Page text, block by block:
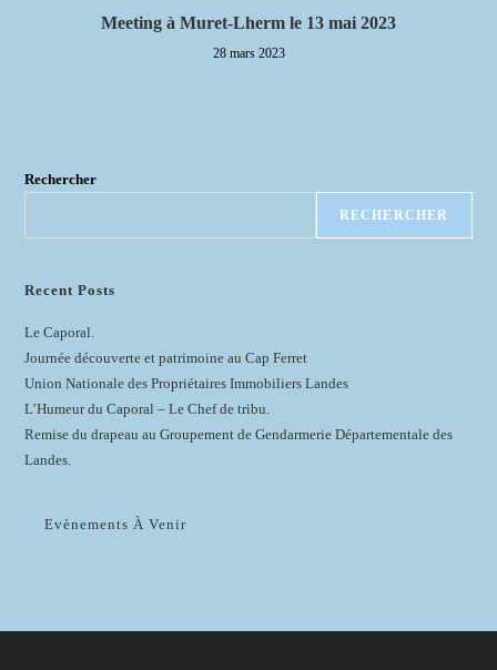
Meeting à Muret-Lherm le 13 mai 2023
28 mars 2023
Rechercher
RECHERCHER
Recent Posts
Le Caporal.
Journée découverte et patrimoine au Cap Ferret
Union Nationale des Propriétaires Immobiliers Landes
L’Humeur du Caporal – Le Chef de tribu.
Remise du drapeau au Groupement de Gendarmerie Départementale des
Landes.
Evènements À Venir